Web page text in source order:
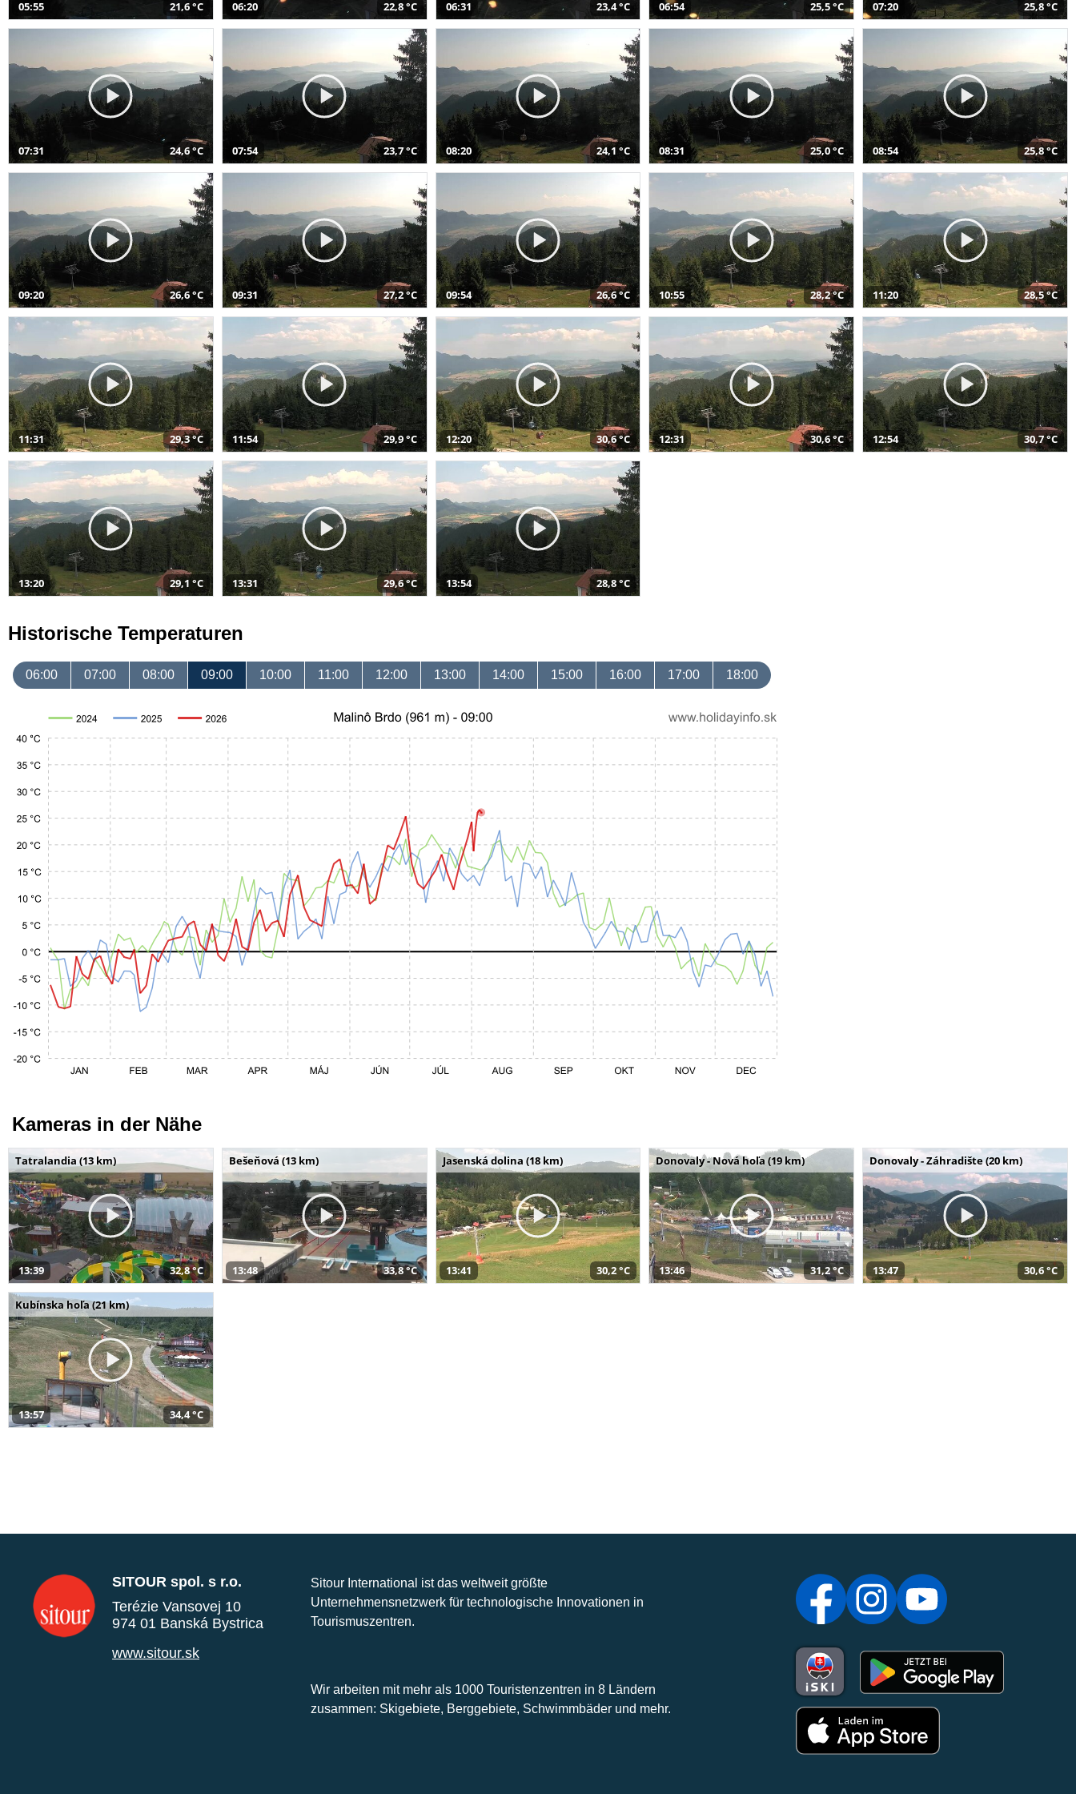
05:55 21,6 °C 06:20 22,8 °C 06:31 23,4 °C 06:54 25,5 °C 07:20 25,8 °C
07:31 24,6 °C 07:54 23,7 °C 08:20 24,1 °C 08:31 25,0 °C 08:54 25,8 °C
09:20 26,6 °C 09:31 27,2 °C 09:54 26,6 °C 10:55 28,2 °C 11:20 28,5 °C
11:31 29,3 °C 11:54 29,9 °C 12:20 30,6 °C 12:31 30,6 °C 12:54 30,7 °C
13:20 29,1 °C 13:31 29,6 °C 13:54 28,8 °C
Historische Temperaturen
06:00 07:00 08:00 09:00 10:00 11:00 12:00 13:00 14:00 15:00 16:00 17:00 18:00
Kameras in der Nähe
Tatralandia (13 km)
13:39 32,8 °C
Bešeňová (13 km)
13:48 33,8 °C
Jasenská dolina (18 km)
13:41 30,2 °C
Donovaly - Nová hoľa (19 km)
13:46 31,2 °C
Donovaly - Záhradište (20 km)
13:47 30,6 °C
Kubínska hoľa (21 km)
13:57 34,4 °C
SITOUR spol. s r.o.
Terézie Vansovej 10
974 01 Banská Bystrica
www.sitour.sk
Sitour International ist das weltweit größte
Unternehmensnetzwerk für technologische Innovationen in
Tourismuszentren.
Wir arbeiten mit mehr als 1000 Touristenzentren in 8 Ländern
zusammen: Skigebiete, Berggebiete, Schwimmbäder und mehr.